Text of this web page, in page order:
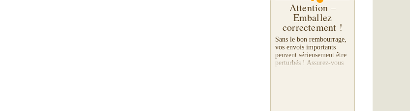
Attention –
Emballez
correctement !
Sans le bon rembourrage,
vos envois importants
peuvent sérieusement être
perturbés ! Assurez-vous